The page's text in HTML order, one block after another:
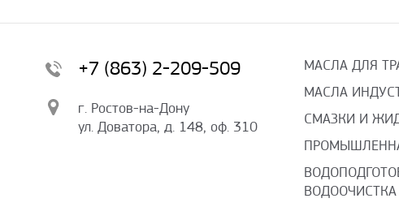
+7 (863) 2-209-509
г. Ростов-на-Дону
ул. Доватора, д. 148, оф. 310
МАСЛА ДЛЯ
МАСЛА
СМАЗКИ И
ВОДООЧИСТКА